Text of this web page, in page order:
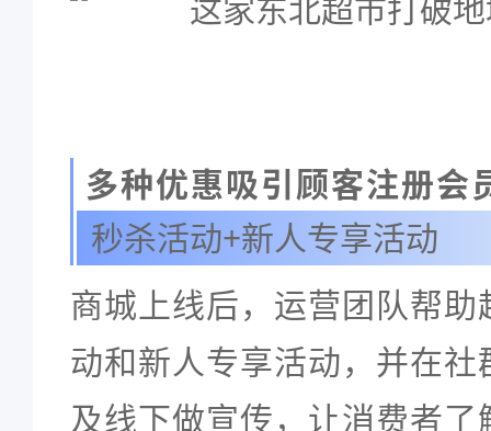
多种优惠吸引顾客注册会
秒杀活动+新人专享活动
商城上线后，运营团队帮
动和新人专享活动，并在
及线下做宣传，让消费者